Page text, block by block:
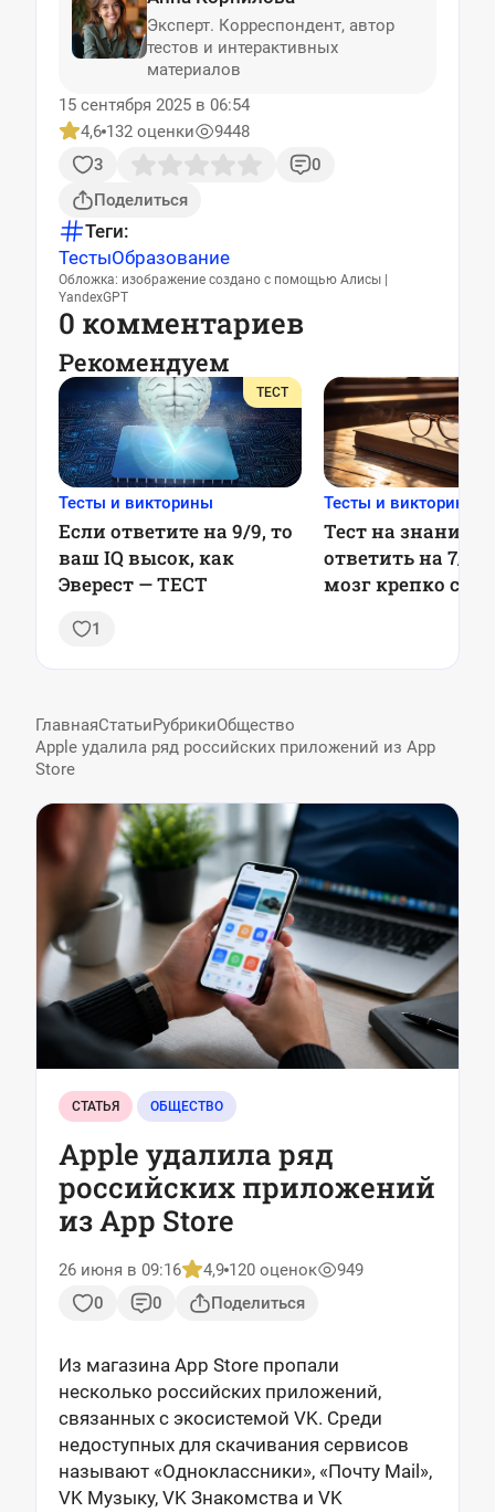
Эксперт. Корреспондент, автор
тестов и интерактивных
материалов
15 сентября 2025 в 06:54
4,6 132 оценки
9448
3
0
Поделиться
Теги:
ТестыОбразование
Обложка: изображение создано с помощью Алисы |
YandexGPT
0 комментариев
Рекомендуем
ТЕСТ
Тесты и викторины
Если ответите на 9/9, то
ваш IQ высок, как
Эверест — ТЕСТ
1
Тесты и викторины
Тест на знания:
ответить на 7/7
мозг крепко
ГлавнаяСтатьиРубрикиОбщество
Apple удалила ряд российских приложений из App
Store
СТАТЬЯ ОБЩЕСТВО
Apple удалила ряд
российских приложений
из App Store
26 июня в 09:16 4,9 120 оценок
949
0
0 Поделиться
Из магазина App Store пропали
несколько российских приложений,
связанных с экосистемой VK. Среди
недоступных для скачивания сервисов
называют «Одноклассники», «Почту Mail»,
VK Музыку, VK Знакомства и VK